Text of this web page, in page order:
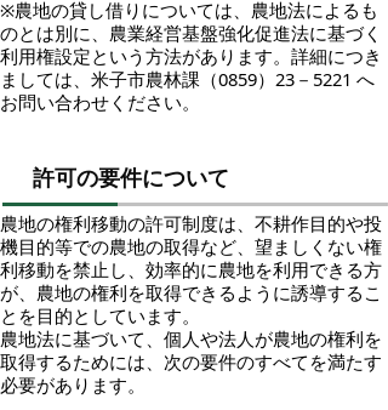
※農地の貸し借りについては、農地法によるも
のとは別に、農業経営基盤強化促進法に基づく
利用権設定という方法があります。詳細につき
ましては、米子市農林課（0859）23－5221 へ
お問い合わせください。
許可の要件について
農地の権利移動の許可制度は、不耕作目的や投
機目的等での農地の取得など、望ましくない権
利移動を禁止し、効率的に農地を利用できる方
が、農地の権利を取得できるように誘導するこ
とを目的としています。
農地法に基づいて、個人や法人が農地の権利を
取得するためには、次の要件のすべてを満たす
必要があります。